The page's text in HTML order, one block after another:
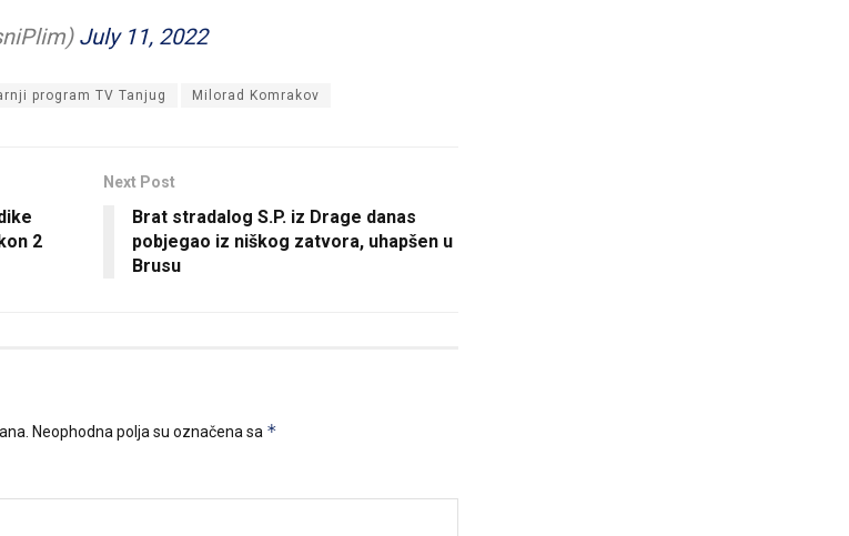
July 11, 2022
program TV Tanjug Milorad Komrakov
2
Next Post
Brat stradalog S.P. iz Drage danas
pobjegao iz niškog zatvora, uhapšen u
Brusu
Neophodna polja su označena sa *